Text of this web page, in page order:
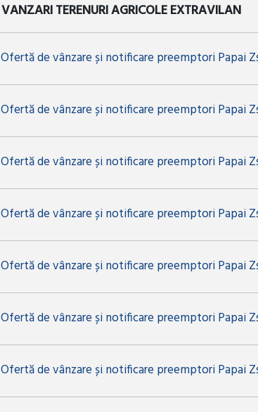
VANZARI TERENURI AGRICOLE EXTRAVILAN
Ofertă de vânzare și notificare preemptori Papai
Ofertă de vânzare și notificare preemptori Papai
Ofertă de vânzare și notificare preemptori Papai
Ofertă de vânzare și notificare preemptori Papai
Ofertă de vânzare și notificare preemptori Papai
Ofertă de vânzare și notificare preemptori Papai
Ofertă de vânzare și notificare preemptori Papai